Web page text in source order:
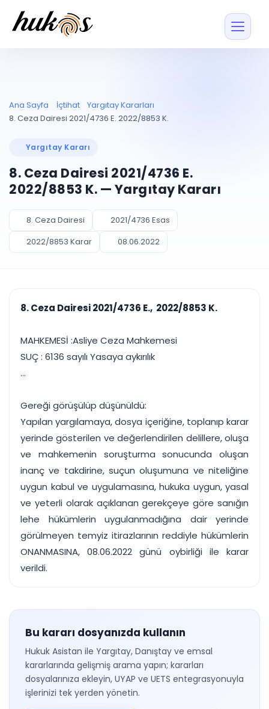
Entegrasyonu
UYAP ile otomatik
UYAP Evrak
Entegrasyonu
UETS Entegrasyonu
Tebligatları anında
Vekalet
PLANLAMA & TAKİP
Pano ve Takip
Duruşma ve görev
takvimi
Bildirim
Süreleri asla kaçırmayın
takibi
Tüm özellikleri inceleyin
Blog
Ücretsiz Başlayın Giriş Yap
Ana Sayfa İçtihat
Yargıtay Kararları
8. Ceza Dairesi 2021/4736 E. 2022/8853 K.
Yargıtay Kararı
8. Ceza Dairesi 2021/4736 E.
2022/8853 K. — Yargıtay Kararı
8. Ceza Dairesi
2021/4736 Esas
2022/8853 Karar
08.06.2022
8. Ceza Dairesi 2021/4736 E., 2022/8853 K.
MAHKEMESİ :Asliye Ceza Mahkemesi
SUÇ : 6136 sayılı Yasaya aykırılık
...
Gereği görüşülüp düşünüldü:
Yapılan yargılamaya, dosya içeriğine, toplanıp karar
yerinde gösterilen ve değerlendirilen delillere, oluşa
ve mahkemenin soruşturma sonucunda oluşan
inanç ve takdirine, suçun oluşumuna ve niteliğine
uygun kabul ve uygulamasına, hukuka uygun, yasal
ve yeterli olarak açıklanan gerekçeye göre sanığın
lehe hükümlerin uygulanmadığına dair yerinde
görülmeyen temyiz itirazlarının reddiyle hükümlerin
ONANMASINA, 08.06.2022 günü oybirliği ile karar
verildi.
Bu kararı dosyanızda kullanın
Hukuk Asistan ile Yargıtay, Danıştay ve emsal
kararlarında gelişmiş arama yapın; kararları
dosyalarınıza ekleyin, UYAP ve UETS entegrasyonuyla
işlerinizi tek yerden yönetin.